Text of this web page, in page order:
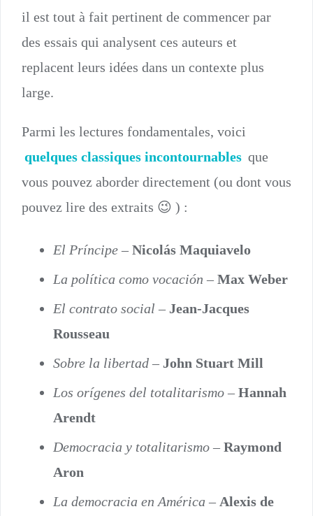
il est tout à fait pertinent de commencer par
des essais qui analysent ces auteurs et
replacent leurs idées dans un contexte plus
large.
Parmi les lectures fondamentales, voici
quelques classiques incontournables que
vous pouvez aborder directement (ou dont vous
pouvez lire des extraits 😉 ) :
El Príncipe – Nicolás Maquiavelo
La política como vocación – Max Weber
El contrato social – Jean-Jacques
Rousseau
Sobre la libertad – John Stuart Mill
Los orígenes del totalitarismo – Hannah
Arendt
Democracia y totalitarismo – Raymond
Aron
La democracia en América – Alexis de